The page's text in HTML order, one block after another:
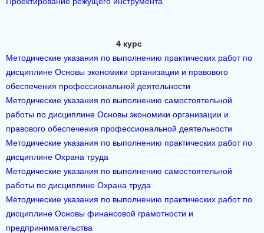
4 курс
Методические указания по выполнению практических работ по
дисциплине Основы экономики организации и правового
обеспечения профессиональной деятельности
Методические указания по выполнению самостоятельной
работы по дисциплине Основы экономики организации и
правового обеспечения профессиональной деятельности
Методические указания по выполнению практических работ по
дисциплине Охрана труда
Методические указания по выполнению самостоятельной
работы по дисциплине Охрана труда
Методические указания по выполнению практических работ по
дисциплине Основы финансовой грамотности и
предпринимательства